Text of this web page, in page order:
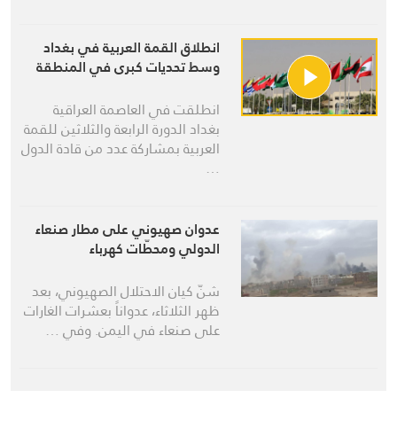
انطلاق القمة العربية في بغداد
وسط تحديات كبرى في المنطقة
انطلقت في العاصمة العراقية
بغداد الدورة الرابعة والثلاثين للقمة
العربية بمشاركة عدد من قادة الدول
…
عدوان صهيوني على مطار صنعاء
الدولي ومحطّات كهرباء
شنّ كيان الاحتلال الصهيوني، بعد
ظهر الثلاثاء، عدواناً بعشرات الغارات
على صنعاء في اليمن. وفي …